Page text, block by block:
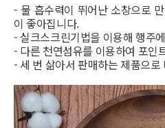
- 물 흡수력이 뛰어난 소창으로
이 좋아집니다.
- 실크스크린기법을 이용해 행주
- 다른 천연섬유를 이용하여 포인
- 세 번 삶아서 판매하는 제품으